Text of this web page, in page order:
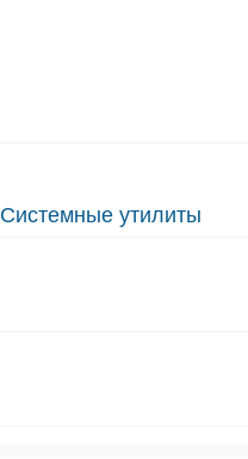
Системные утилиты